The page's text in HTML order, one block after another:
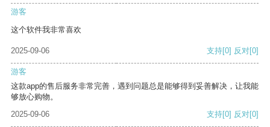
游客
这个软件我非常喜欢
2025-09-06 支持[0] 反对[0]
游客
这款app的售后服务非常完善，遇到问题总是能够得到妥善解决，让我能
够放心购物。
2025-09-06
支持[0] 反对[0]